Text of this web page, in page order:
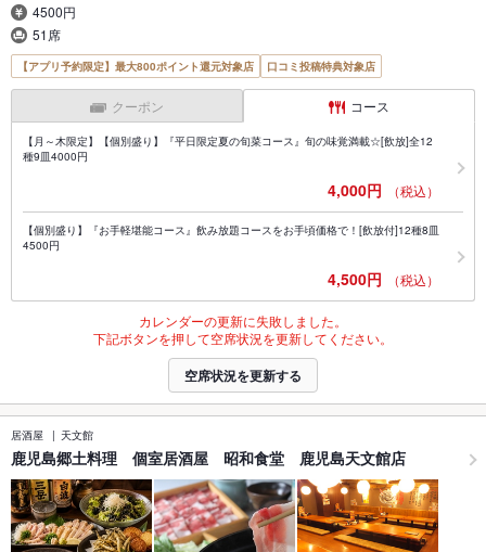
4500円
51席
【アプリ予約限定】最大800ポイント還元対象店 口コミ投稿特典対象店
クーポン コース
【月～木限定】【個別盛り】『平日限定夏の旬菜コース』旬の味覚満載☆[飲放]全12
種9皿4000円
4,000円 （税込）
【個別盛り】『お手軽堪能コース』飲み放題コースをお手頃価格で！[飲放付]12種8皿
4500円
4,500円 （税込）
カレンダーの更新に失敗しました。
下記ボタンを押して空席状況を更新してください。
空席状況を更新する
居酒屋 天文館
鹿児島郷土料理 個室居酒屋 昭和食堂 鹿児島天文館店